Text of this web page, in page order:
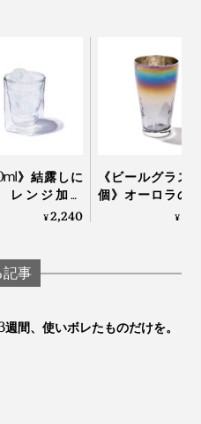
》結露しに
レンジ加熱
る角度で表情
¥2,240
《ビールグラス
個》オーロラの
で眼福を、まろ
¥
記事
週間、使いボレたものだけを。